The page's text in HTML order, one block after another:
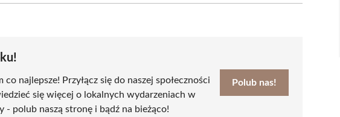
najlepsze! Przyłącz się do naszej społeczności
się więcej o lokalnych wydarzeniach w
- polub naszą stronę i bądź na bieżąco!
Polub nas!